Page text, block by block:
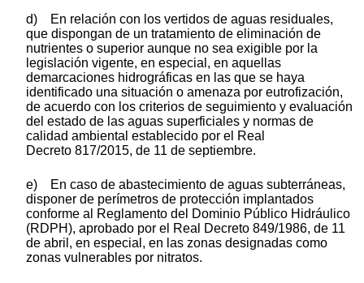
d) En relación con los vertidos de aguas residuales,
que dispongan de un tratamiento de eliminación de
nutrientes o superior aunque no sea exigible por la
legislación vigente, en especial, en aquellas
demarcaciones hidrográficas en las que se haya
identificado una situación o amenaza por eutrofización,
de acuerdo con los criterios de seguimiento y evaluación
del estado de las aguas superficiales y normas de
calidad ambiental establecido por el Real
Decreto 817/2015, de 11 de septiembre.
e) En caso de abastecimiento de aguas subterráneas,
disponer de perímetros de protección implantados
conforme al Reglamento del Dominio Público Hidráulico
(RDPH), aprobado por el Real Decreto 849/1986, de 11
de abril, en especial, en las zonas designadas como
zonas vulnerables por nitratos.